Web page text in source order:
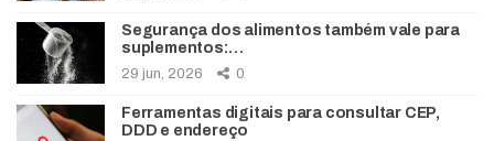
Segurança dos alimentos também vale para
suplementos:…
29 jun, 2026 0
Ferramentas digitais para consultar CEP,
DDD e endereço